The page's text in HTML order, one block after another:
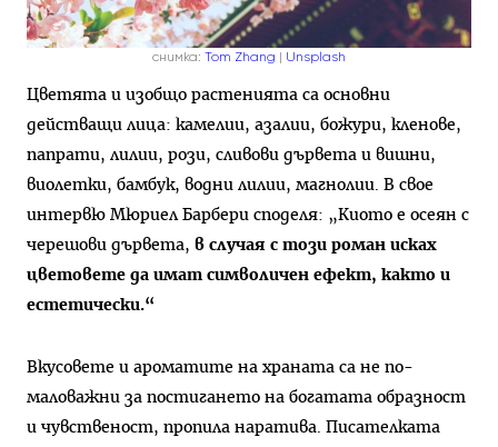
снимка: Tom Zhang | Unsplash
Цветята и изобщо растенията са основни
действащи лица: камелии, азалии, божури, кленове,
папрати, лилии, рози, сливови дървета и вишни,
виолетки, бамбук, водни лилии, магнолии. В свое
интервю Мюриел Барбери споделя: „Киото е осеян с
черешови дървета, в случая с този роман исках
цветовете да имат символичен ефект, както и
естетически.“
Вкусовете и ароматите на храната са не по-
маловажни за постигането на богатата образност
и чувственост, пропила наратива. Писателката